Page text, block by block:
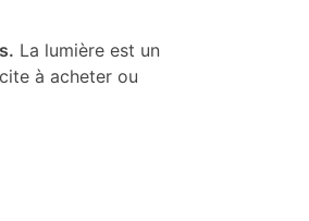
La lumière est un
à acheter ou